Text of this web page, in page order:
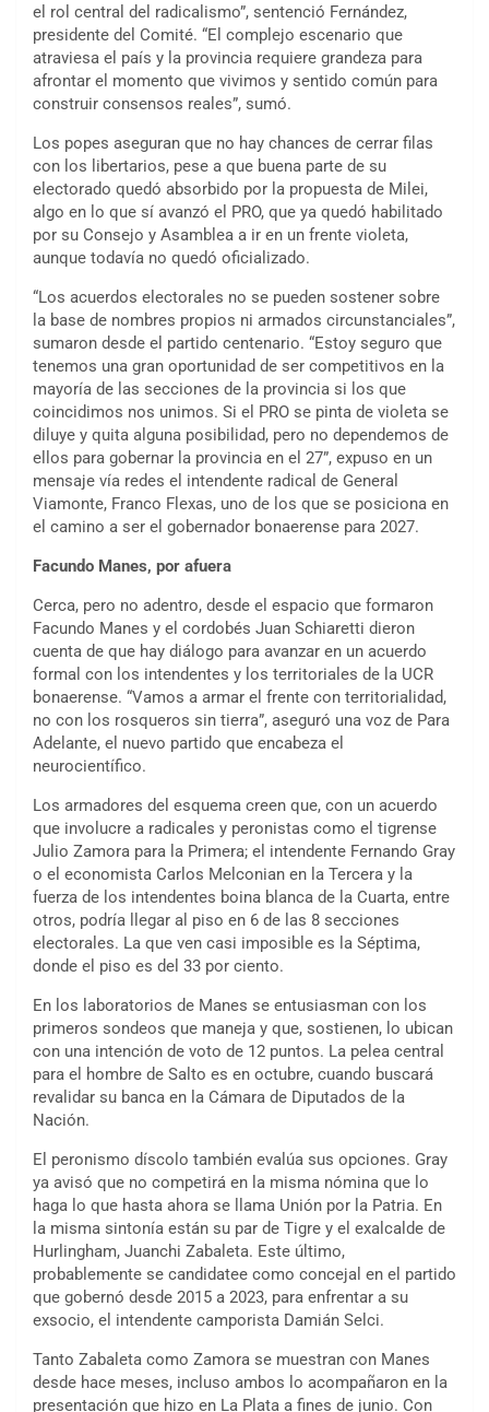
el rol central del radicalismo”, sentenció Fernández,
presidente del Comité. “El complejo escenario que
atraviesa el país y la provincia requiere grandeza para
afrontar el momento que vivimos y sentido común para
construir consensos reales”, sumó.
Los popes aseguran que no hay chances de cerrar filas
con los libertarios, pese a que buena parte de su
electorado quedó absorbido por la propuesta de Milei,
algo en lo que sí avanzó el PRO, que ya quedó habilitado
por su Consejo y Asamblea a ir en un frente violeta,
aunque todavía no quedó oficializado.
“Los acuerdos electorales no se pueden sostener sobre
la base de nombres propios ni armados circunstanciales”,
sumaron desde el partido centenario. “Estoy seguro que
tenemos una gran oportunidad de ser competitivos en la
mayoría de las secciones de la provincia si los que
coincidimos nos unimos. Si el PRO se pinta de violeta se
diluye y quita alguna posibilidad, pero no dependemos de
ellos para gobernar la provincia en el 27”, expuso en un
mensaje vía redes el intendente radical de General
Viamonte, Franco Flexas, uno de los que se posiciona en
el camino a ser el gobernador bonaerense para 2027.
Facundo Manes, por afuera
Cerca, pero no adentro, desde el espacio que formaron
Facundo Manes y el cordobés Juan Schiaretti dieron
cuenta de que hay diálogo para avanzar en un acuerdo
formal con los intendentes y los territoriales de la UCR
bonaerense. “Vamos a armar el frente con territorialidad,
no con los rosqueros sin tierra”, aseguró una voz de Para
Adelante, el nuevo partido que encabeza el
neurocientífico.
Los armadores del esquema creen que, con un acuerdo
que involucre a radicales y peronistas como el tigrense
Julio Zamora para la Primera; el intendente Fernando Gray
o el economista Carlos Melconian en la Tercera y la
fuerza de los intendentes boina blanca de la Cuarta, entre
otros, podría llegar al piso en 6 de las 8 secciones
electorales. La que ven casi imposible es la Séptima,
donde el piso es del 33 por ciento.
En los laboratorios de Manes se entusiasman con los
primeros sondeos que maneja y que, sostienen, lo ubican
con una intención de voto de 12 puntos. La pelea central
para el hombre de Salto es en octubre, cuando buscará
revalidar su banca en la Cámara de Diputados de la
Nación.
El peronismo díscolo también evalúa sus opciones. Gray
ya avisó que no competirá en la misma nómina que lo
haga lo que hasta ahora se llama Unión por la Patria. En
la misma sintonía están su par de Tigre y el exalcalde de
Hurlingham, Juanchi Zabaleta. Este último,
probablemente se candidatee como concejal en el partido
que gobernó desde 2015 a 2023, para enfrentar a su
exsocio, el intendente camporista Damián Selci.
Tanto Zabaleta como Zamora se muestran con Manes
desde hace meses, incluso ambos lo acompañaron en la
presentación que hizo en La Plata a fines de junio. Con